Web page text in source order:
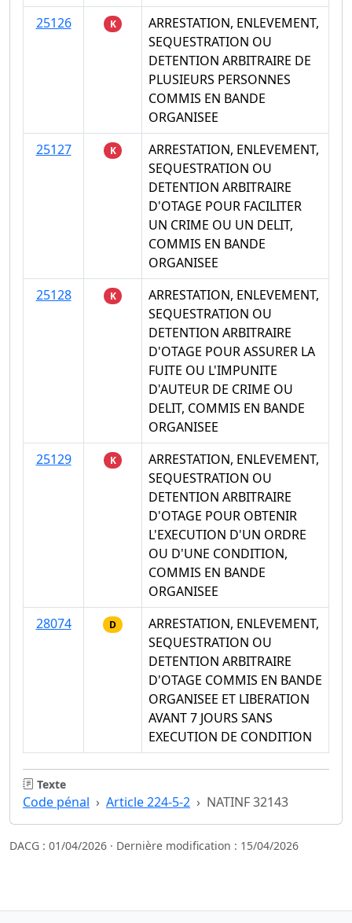
25126
K
ARRESTATION, ENLEVEMENT,
SEQUESTRATION OU
DETENTION ARBITRAIRE DE
PLUSIEURS PERSONNES
COMMIS EN BANDE
ORGANISEE
25127
K
ARRESTATION, ENLEVEMENT,
SEQUESTRATION OU
DETENTION ARBITRAIRE
D'OTAGE POUR FACILITER
UN CRIME OU UN DELIT,
COMMIS EN BANDE
ORGANISEE
25128
K
ARRESTATION, ENLEVEMENT,
SEQUESTRATION OU
DETENTION ARBITRAIRE
D'OTAGE POUR ASSURER LA
FUITE OU L'IMPUNITE
D'AUTEUR DE CRIME OU
DELIT, COMMIS EN BANDE
ORGANISEE
25129
K
ARRESTATION, ENLEVEMENT,
SEQUESTRATION OU
DETENTION ARBITRAIRE
D'OTAGE POUR OBTENIR
L'EXECUTION D'UN ORDRE
OU D'UNE CONDITION,
COMMIS EN BANDE
ORGANISEE
28074
D
ARRESTATION, ENLEVEMENT,
SEQUESTRATION OU
DETENTION ARBITRAIRE
D'OTAGE COMMIS EN BANDE
ORGANISEE ET LIBERATION
AVANT 7 JOURS SANS
EXECUTION DE CONDITION
Texte
Code pénal Article 224-5-2 NATINF 32143
DACG : 01/04/2026 · Dernière modification : 15/04/2026